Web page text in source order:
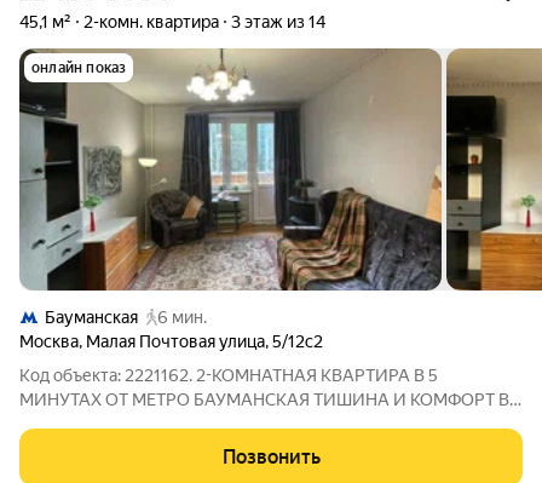
45,1 м² 2-комн. квартира 3 этаж из 14
онлайн показ
Бауманская
6 мин.
Москва, Малая Почтовая улица,5/12с2
Код объекта: 2221162. 2-КОМНАТНАЯ КВАРТИРА В 5
МИНУТАХ ОТ МЕТРО БАУМАНСКАЯ ТИШИНА И КОМФОРТ В
возможно. Продаётся уютная 2-комнатная квартира площадью
45,1 м в ЦАО Москвы, в Басманном районе. Дом
Позвонить